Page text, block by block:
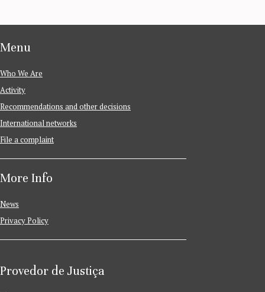
Menu
Who We Are
Activity
Recommendations and other decisions
International networks
File a complaint
More Info
News
Privacy Policy
Provedor de Justiça